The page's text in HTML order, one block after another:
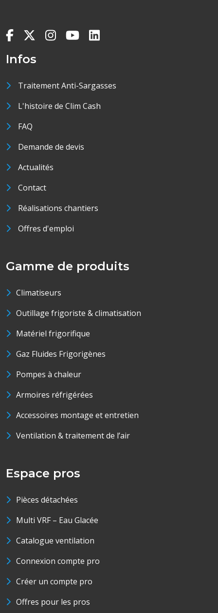
Infos
Traitement Anti-Sargasses
L'histoire de Clim Cash
FAQ
Demande de devis
Actualités
Contact
Réalisations chantiers
Offres d'emploi
Gamme de produits
Climatiseurs
Outillage frigoriste & climatisation
Matériel frigorifique
Gaz Fluides Frigorigènes
Pompes à chaleur
Armoires réfrigérées
Accessoires montage et entretien
Ventilation & traitement de l’air
Espace pros
Pièces détachées
Multi VRF – Eau Glacée
Catalogue ventilation
Connexion compte pro
Créer un compte pro
Offres pour les pros